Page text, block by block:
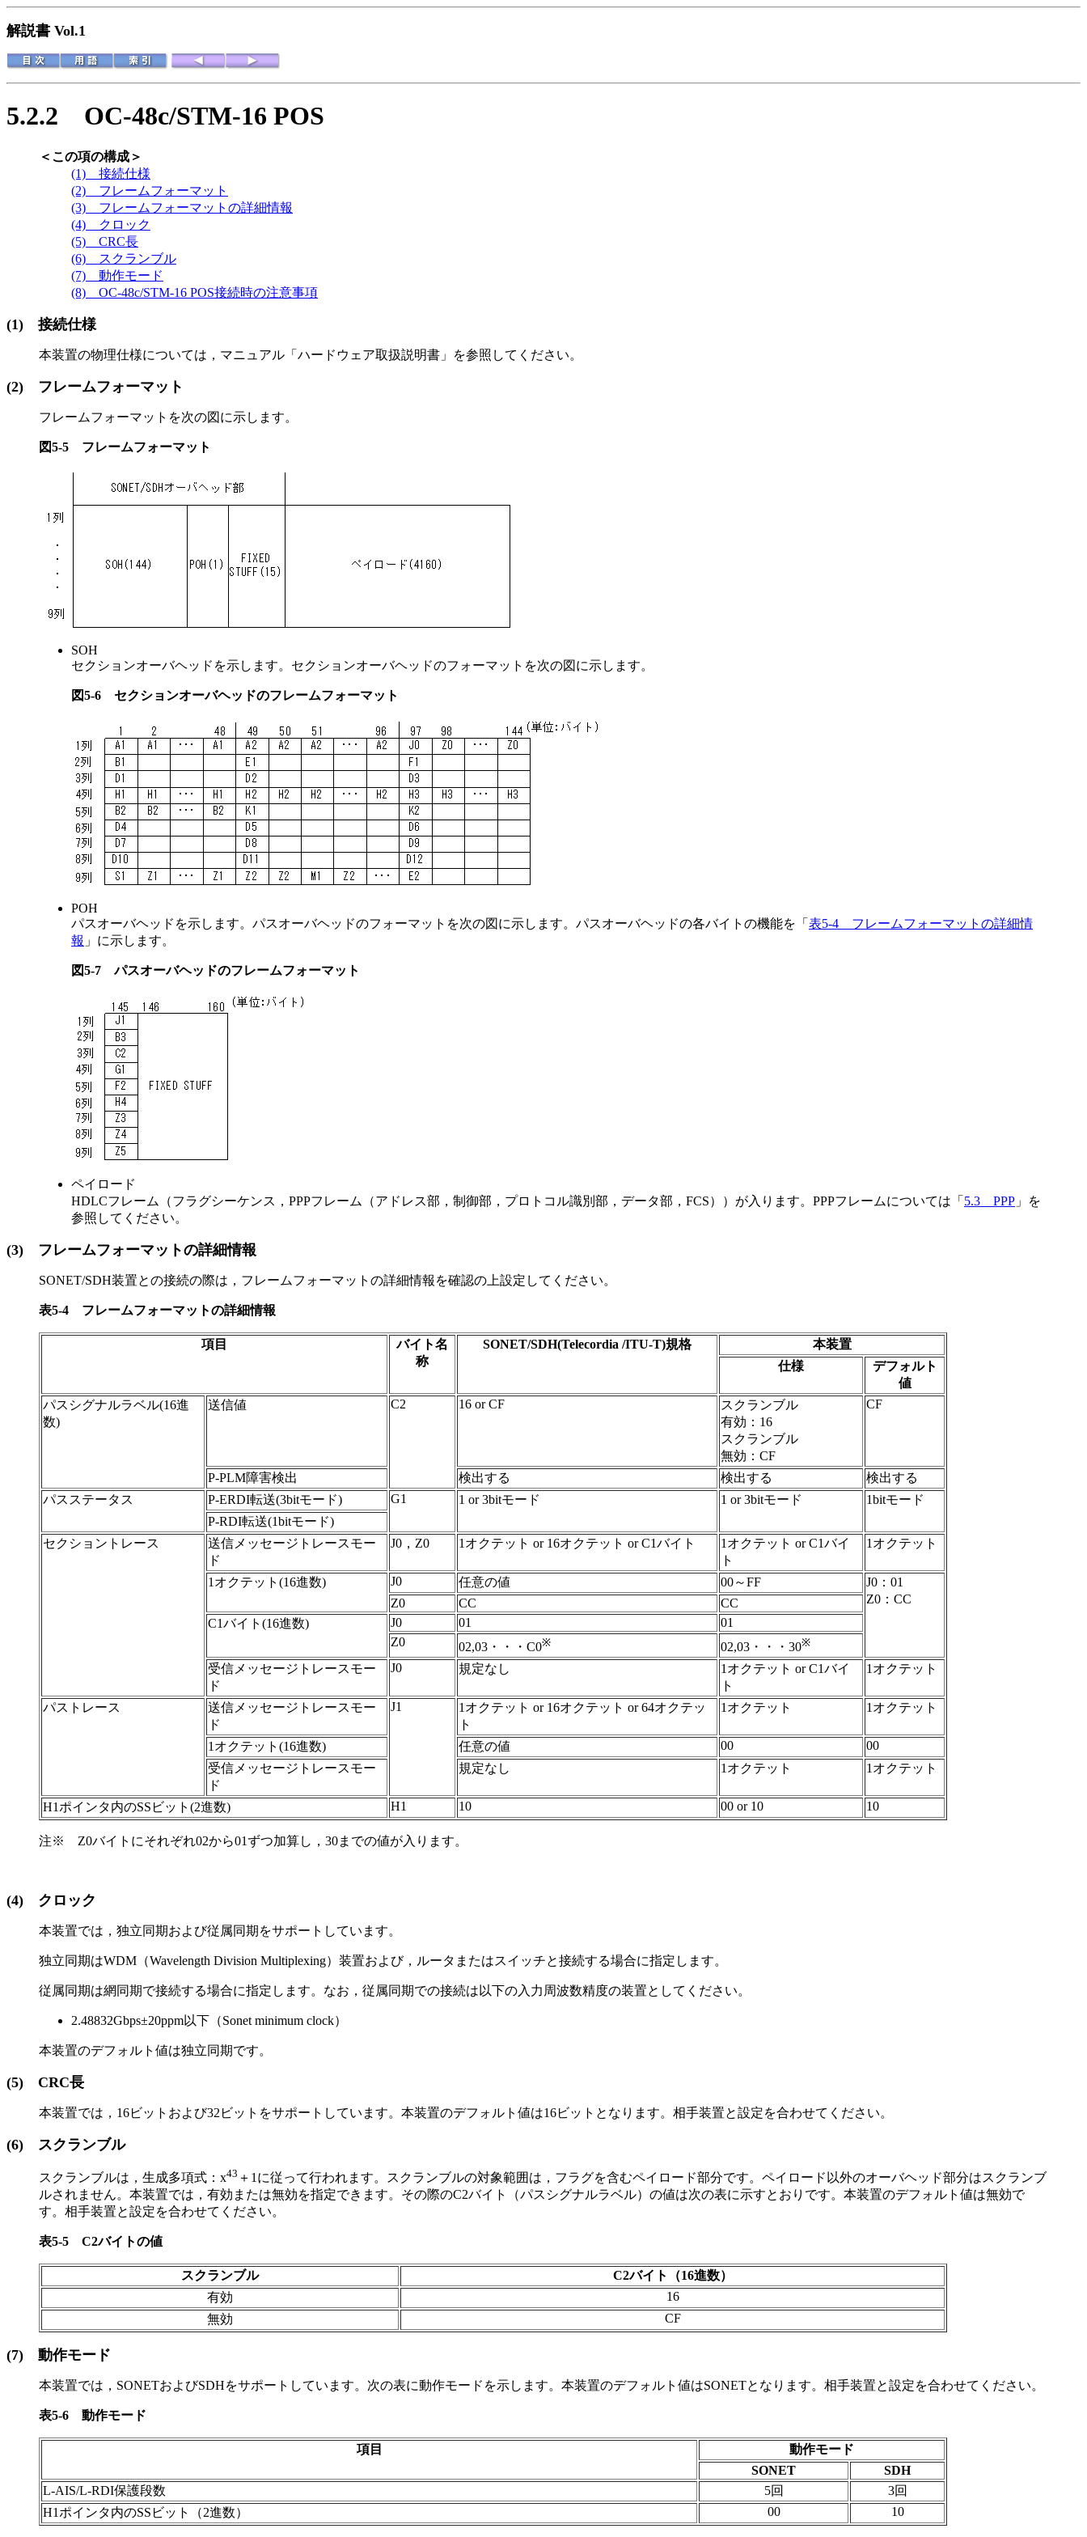
解説書 Vol.1
5.2.2 OC-48c/STM-16 POS
＜この項の構成＞
(1) 接続仕様
(2) フレームフォーマット
(3) フレームフォーマットの詳細情報
(4) クロック
(5) CRC長
(6) スクランブル
(7) 動作モード
(8) OC-48c/STM-16 POS接続時の注意事項
(1) 接続仕様
本装置の物理仕様については，マニュアル「ハードウェア取扱説明書」を参照してください。
(2) フレームフォーマット
フレームフォーマットを次の図に示します。
図5-5 フレームフォーマット
SOH
セクションオーバヘッドを示します。セクションオーバヘッドのフォーマットを次の図に示します。
図5-6 セクションオーバヘッドのフレームフォーマット
POH
パスオーバヘッドを示します。パスオーバヘッドのフォーマットを次の図に示します。パスオーバヘッドの各バイトの機能を「 表5-4 フレームフォーマットの詳細情
報 」に示します。
図5-7パスオーバヘッドのフレームフォーマット
ペイロード
HDLCフレーム（フラグシーケンス，PPPフレーム（アドレス部，制御部，プロトコル識別部，データ部，FCS））が入ります。PPPフレームについては「 5.3 PPP 」を
参照してください。
(3) フレームフォーマットの詳細情報
SONET/SDH装置との接続の際は，フレームフォーマットの詳細情報を確認の上設定してください。
表5-4 フレームフォーマットの詳細情報
項目
バイト名
称
SONET/SDH(Telecordia /ITU-T)規格
本装置
仕様
デフォルト
値
パスシグナルラベル(16進
数)
送信値 C2 16 or CF
スクランブル
有効：16
スクランブル
無効：CF
CF
P-PLM障害検出 検出する 検出する
検出する
パスステータス
P-ERDI転送(3bitモード) G1 1 or 3bitモード 1 or 3bitモード
1bitモード
P-RDI転送(1bitモード)
セクショントレース
送信メッセージトレースモー
ド
J0，Z0 1オクテット or 16オクテット or C1バイト
1オクテット or C1バイ
ト
1オクテット
1オクテット(16進数) J0 任意の値 00～FF
J0：01
Z0：CC
Z0 CC
CC
C1バイト(16進数)
J0 01
01
Z0
02,03・・・C0※ 02,03・・・30※
受信メッセージトレースモー
ド
J0 規定なし
1オクテット or C1バイ
ト
1オクテット
パストレース
送信メッセージトレースモー
ド
J1
1オクテット or 16オクテット or 64オクテッ
ト
1オクテット 1オクテット
1オクテット(16進数) 任意の値 00
00
受信メッセージトレースモー
ド
規定なし 1オクテット 1オクテット
H1ポインタ内のSSビット(2進数) H1 10 00 or 10 10
注※ Z0バイトにそれぞれ02から01ずつ加算し，30までの値が入ります。
(4) クロック
本装置では，独立同期および従属同期をサポートしています。
独立同期はWDM（Wavelength Division Multiplexing）装置および，ルータまたはスイッチと接続する場合に指定します。
従属同期は網同期で接続する場合に指定します。なお，従属同期での接続は以下の入力周波数精度の装置としてください。
2.48832Gbps±20ppm以下（Sonet minimum clock）
本装置のデフォルト値は独立同期です。
(5) CRC長
本装置では，16ビットおよび32ビットをサポートしています。本装置のデフォルト値は16ビットとなります。相手装置と設定を合わせてください。
(6) スクランブル
スクランブルは，生成多項式：x43 ＋1に従って行われます。スクランブルの対象範囲は，フラグを含むペイロード部分です。ペイロード以外のオーバヘッド部分はスクランブ
ルされません。本装置では，有効または無効を指定できます。その際のC2バイト（パスシグナルラベル）の値は次の表に示すとおりです。本装置のデフォルト値は無効で
す。相手装置と設定を合わせてください。
表5-5 C2バイトの値
スクランブル
C2バイト（16進数）
有効
16
無効
CF
(7) 動作モード
本装置では，SONETおよびSDHをサポートしています。次の表に動作モードを示します。本装置のデフォルト値はSONETとなります。相手装置と設定を合わせてください。
表5-6 動作モード
項目
動作モード
SONET
SDH
L-AIS/L-RDI保護段数
5回
3回
H1ポインタ内のSSビット（2進数）
00 10